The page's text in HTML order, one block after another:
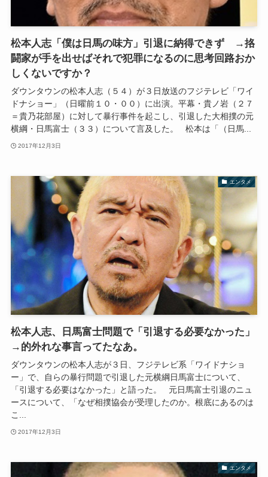
松本人志「僕は日馬の味方」引退に納得できず →挌
闘家が手を出せばそれで犯罪になるのに思考回路おか
しくないですか？
ダウンタウンの松本人志（５４）が３日放送のフジテレビ「ワイ
ドナショー」（日曜前１０・００）に出演。平幕・貴ノ岩（２７
＝貴乃花部屋）に対して暴行事件を起こし、引退した大相撲の元
横綱・日馬富士（３３）について言及した。 松本は「（日馬...
2017年12月3日
エンタメ
松本人志、日馬富士問題で「引退する必要なかった」
→的外れな事言ってたなあ。
ダウンタウンの松本人志が３日、フジテレビ系「ワイドナショ
ー」で、自らの暴行問題で引退した元横綱日馬富士について、
「引退する必要はなかった」と語った。 元日馬富士引退のニュ
ースについて、「なぜ相撲協会が受理したのか。根底にあるのは
こ...
2017年12月3日
エンタメ